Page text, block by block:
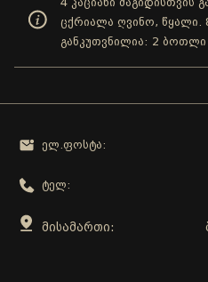
4 კაციანი მაგიდისთვის
ცქრიალა ღვინო, წყალი.
განკუთვნილია: 2
ელ.ფოსტა:
ტელ:
მისამართი: